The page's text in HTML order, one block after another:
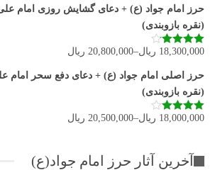
حرز امام جواد (ع) + دعای گشایش روزی امام
(نقره بازوبندی)
نمره4.11
18,300,000 ریال–
20,800,000 ریال
حرز اصلی امام جواد (ع) + دعای دفع سحر امام
(نقره بازوبندی)
نمره4.00
18,000,000 ریال–
20,500,000 ریال
آخرین آثار حرز امام جواد(ع)